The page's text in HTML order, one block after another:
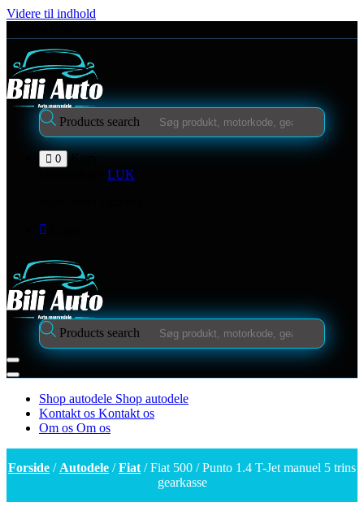
Videre til indhold
Products search
0
LUK
Products search
Shop autodele Shop autodele
Kontakt os Kontakt os
Om os Om os
Forside / Autodele /Fiat / Fiat 500 / Punto 1.4 T-Jet manuel 5 trins
gearkasse